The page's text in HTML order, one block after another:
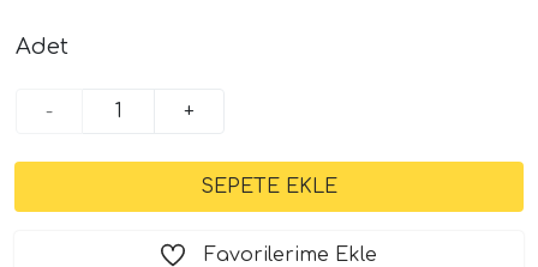
Adet
- +
Favorilerime Ekle